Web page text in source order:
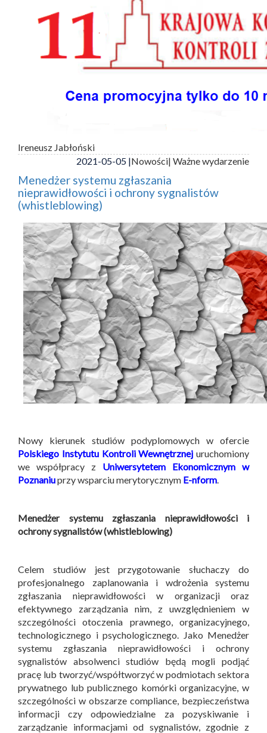
Ireneusz Jabłoński
2021-05-05 |Nowości| Ważne wydarzenie
Menedżer systemu zgłaszania
nieprawidłowości i ochrony sygnalistów
(whistleblowing)
Nowy kierunek studiów podyplomowych w ofercie
Polskiego Instytutu Kontroli Wewnętrznej uruchomiony
we współpracy z Uniwersytetem Ekonomicznym w
Poznaniuprzy wsparciu merytorycznym E-nform
Menedżer systemu zgłaszania nieprawidłowości i
ochrony sygnalistów (whistleblowing)
Celem studiów jest przygotowanie słuchaczy do
profesjonalnego zaplanowania i wdrożenia systemu
zgłaszania nieprawidłowości w organizacji oraz
efektywnego zarządzania nim, z uwzględnieniem w
szczególności otoczenia prawnego, organizacyjnego,
technologicznego i psychologicznego. Jako Menedżer
systemu zgłaszania nieprawidłowości i ochrony
sygnalistów absolwenci studiów będą mogli podjąć
pracę lub tworzyć/współtworzyć w podmiotach sektora
prywatnego lub publicznego komórki organizacyjne, w
szczególności w obszarze compliance, bezpieczeństwa
informacji czy odpowiedzialne za pozyskiwanie i
zarządzanie informacjami od sygnalistów, zgodnie z